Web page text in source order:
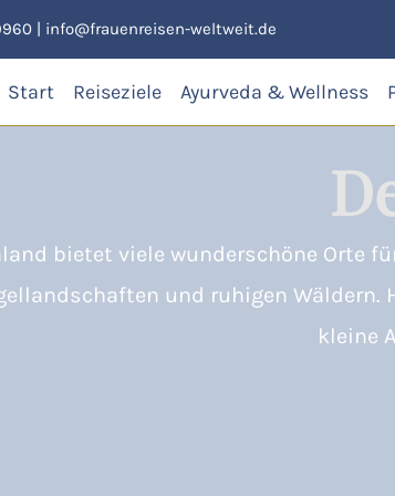
| info@frauenreisen-weltweit.de
Start Reiseziele Ayurveda & Wellness
bietet viele wunderschöne Orte
und ruhigen Wäldern.
kleine